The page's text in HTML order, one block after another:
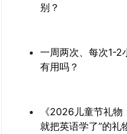
别？
一周两次、每次1-2
有用吗？
《2026儿童节礼物
就把英语学了”的礼